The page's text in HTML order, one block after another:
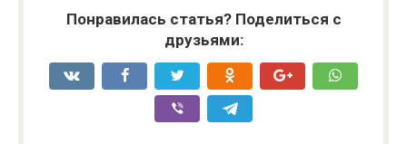
Понравилась статья? Поделиться с
друзьями: